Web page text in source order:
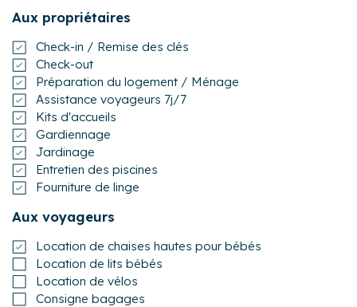
Aux propriétaires
Check-in / Remise des clés
Check-out
Préparation du logement / Ménage
Assistance voyageurs 7j/7
Kits d'accueils
Gardiennage
Jardinage
Entretien des piscines
Fourniture de linge
Aux voyageurs
Location de chaises hautes pour bébés
Location de lits bébés
Location de vélos
Consigne bagages